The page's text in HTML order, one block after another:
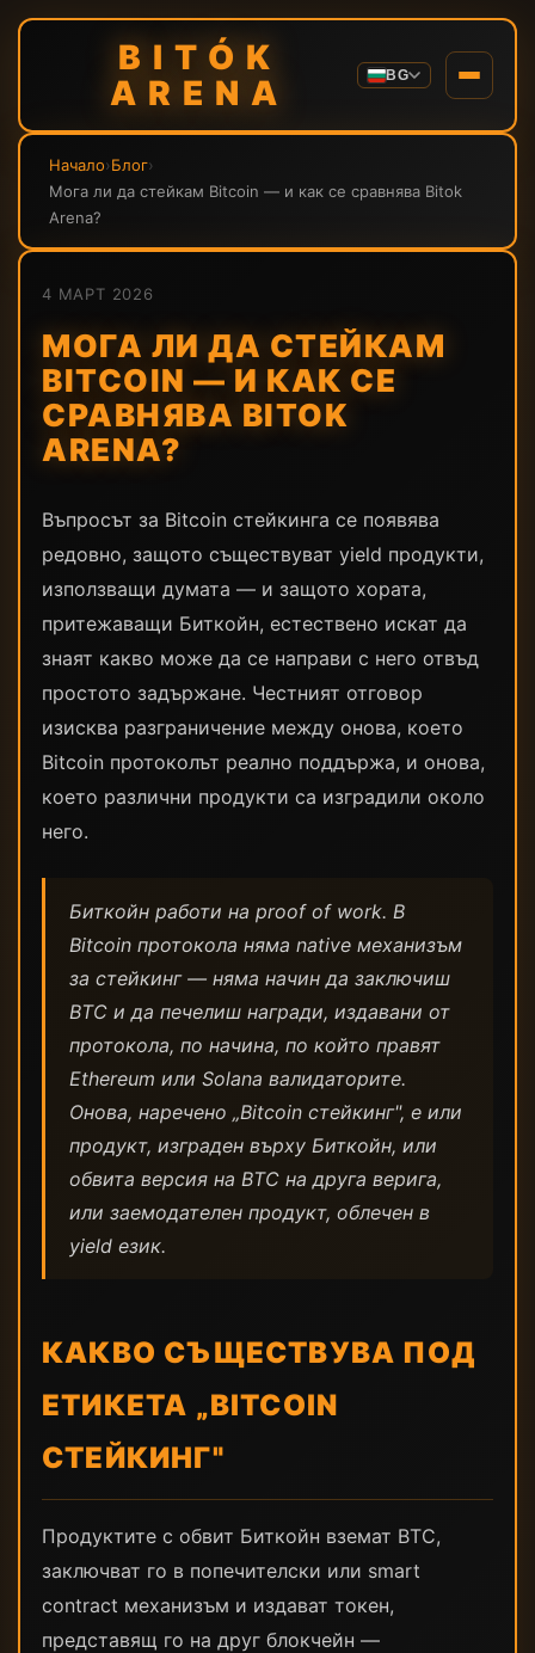
BITÓK
ARENA
BG
Начало›Блог›
Мога ли да стейкам Bitcoin — и как се сравнява Bitok
Arena?
4 МАРТ 2026
МОГА ЛИ ДА СТЕЙКАМ
BITCOIN — И КАК СЕ
СРАВНЯВА BITOK
ARENA?
Въпросът за Bitcoin стейкинга се появява
редовно, защото съществуват yield продукти,
използващи думата — и защото хората,
притежаващи Биткойн, естествено искат да
знаят какво може да се направи с него отвъд
простото задържане. Честният отговор
изисква разграничение между онова, което
Bitcoin протоколът реално поддържа, и онова,
което различни продукти са изградили около
него.
Биткойн работи на proof of work. В
Bitcoin протокола няма native механизъм
за стейкинг — няма начин да заключиш
BTC и да печелиш награди, издавани от
протокола, по начина, по който правят
Ethereum или Solana валидаторите.
Онова, наречено „Bitcoin стейкинг", е или
продукт, изграден върху Биткойн, или
обвита версия на BTC на друга верига,
или заемодателен продукт, облечен в
yield език.
КАКВО СЪЩЕСТВУВА ПОД
ЕТИКЕТА „BITCOIN
СТЕЙКИНГ"
Продуктите с обвит Биткойн вземат BTC,
заключват го в попечителски или smart
contract механизъм и издават токен,
представящ го на друг блокчейн —